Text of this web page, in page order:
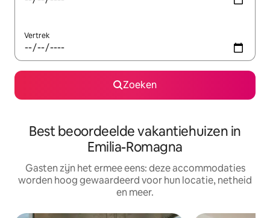
Vertrek
Zoeken
Best beoordeelde vakantiehuizen in
Emilia-Romagna
Gasten zijn het ermee eens: deze accommodaties
worden hoog gewaardeerd voor hun locatie, netheid
en meer.